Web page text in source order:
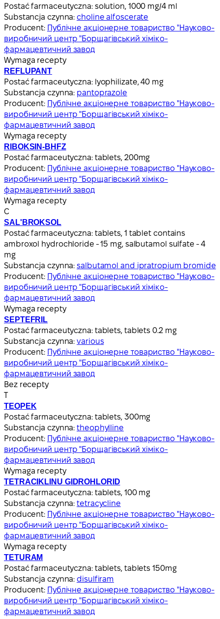
Postać farmaceutyczna: solution, 1000 mg/4 ml
Substancja czynna: choline alfoscerate
Producent: Публічне акціонерне товариство "Науково-
виробничий центр "Борщагівський хіміко-
фармацевтичний завод
Wymaga recepty
REFLUPANT
Postać farmaceutyczna: lyophilizate, 40 mg
Substancja czynna: pantoprazole
Producent: Публічне акціонерне товариство "Науково-
виробничий центр "Борщагівський хіміко-
фармацевтичний завод
Wymaga recepty
RIBOKSIN-BHFZ
Postać farmaceutyczna: tablets, 200mg
Producent: Публічне акціонерне товариство "Науково-
виробничий центр "Борщагівський хіміко-
фармацевтичний завод
Wymaga recepty
С
SAL'BROKSOL
Postać farmaceutyczna: tablets, 1 tablet contains
ambroxol hydrochloride - 15 mg, salbutamol sulfate - 4
mg
Substancja czynna:salbutamol and ipratropium bromide
Producent: Публічне акціонерне товариство "Науково-
виробничий центр "Борщагівський хіміко-
фармацевтичний завод
Wymaga recepty
SEPTEFRIL
Postać farmaceutyczna: tablets, tablets 0.2 mg
Substancja czynna:various
Producent: Публічне акціонерне товариство "Науково-
виробничий центр "Борщагівський хіміко-
фармацевтичний завод
Bez recepty
Т
TEOPEK
Postać farmaceutyczna: tablets, 300mg
Substancja czynna:theophylline
Producent: Публічне акціонерне товариство "Науково-
виробничий центр "Борщагівський хіміко-
фармацевтичний завод
Wymaga recepty
TETRACIKLINU GIDROHLORID
Postać farmaceutyczna: tablets, 100 mg
Substancja czynna:tetracycline
Producent: Публічне акціонерне товариство "Науково-
виробничий центр "Борщагівський хіміко-
фармацевтичний завод
Wymaga recepty
TETURAM
Postać farmaceutyczna: tablets, tablets 150mg
Substancja czynna: disulfiram
Producent: Публічне акціонерне товариство "Науково-
виробничий центр "Борщагівський хіміко-
фармацевтичний завод